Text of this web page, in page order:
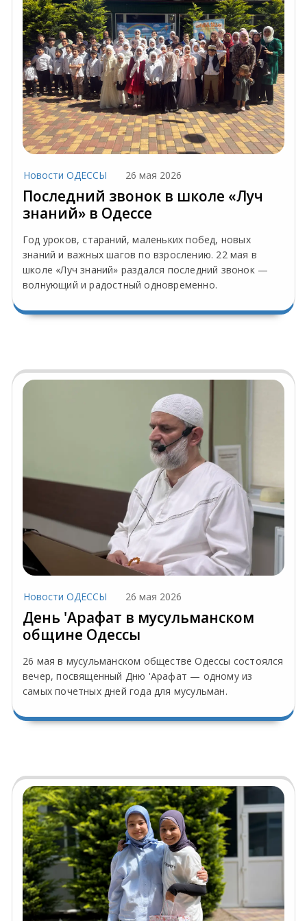
Новости ОДЕССЫ 26 мая 2026
Последний звонок в школе «Луч
знаний» в Одессе
Год уроков, стараний, маленьких побед, новых
знаний и важных шагов по взрослению. 22 мая в
школе «Луч знаний» раздался последний звонок —
волнующий и радостный одновременно.
Новости ОДЕССЫ 26 мая 2026
День 'Арафат в мусульманском
общине Одессы
26 мая в мусульманском обществе Одессы состоялся
вечер, посвященный Дню 'Арафат — одному из
самых почетных дней года для мусульман.